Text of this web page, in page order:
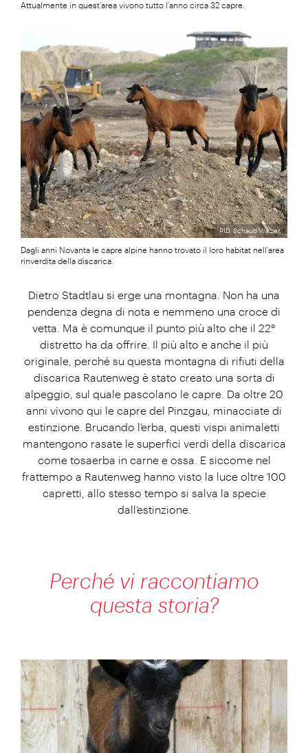
Attualmente in quest’area vivono tutto l’anno circa 32 capre.
PID, Schaub Walzer
Dagli anni Novanta le capre alpine hanno trovato il loro habitat nell’area
rinverdita della discarica.
Dietro Stadtlau si erge una montagna. Non ha una
pendenza degna di nota e nemmeno una croce di
vetta. Ma è comunque il punto più alto che il 22°
distretto ha da offrire. Il più alto e anche il più
originale, perché su questa montagna di rifiuti della
discarica Rautenweg è stato creato una sorta di
alpeggio, sul quale pascolano le capre. Da oltre 20
anni vivono qui le capre del Pinzgau, minacciate di
estinzione. Brucando l’erba, questi vispi animaletti
mantengono rasate le superfici verdi della discarica
come tosaerba in carne e ossa. E siccome nel
frattempo a Rautenweg hanno visto la luce oltre 100
capretti, allo stesso tempo si salva la specie
dall’estinzione.
Perché vi raccontiamo
questa storia?